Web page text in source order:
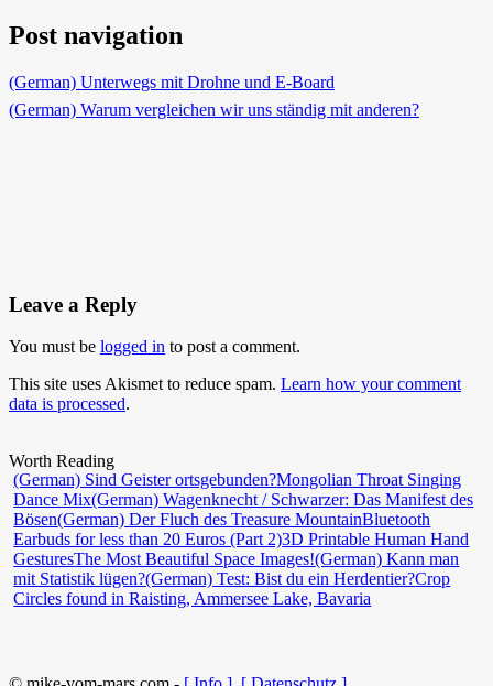
Post navigation
(German) Unterwegs mit Drohne und E-Board
(German) Warum vergleichen wir uns ständig mit anderen?
Leave a Reply
You must be logged in to post a comment.
This site uses Akismet to reduce spam. Learn how your comment
data is processed.
Worth Reading
(German) Sind Geister ortsgebunden?Mongolian Throat Singing
Dance Mix(German) Wagenknecht / Schwarzer: Das Manifest des
Bösen(German) Der Fluch des Treasure MountainBluetooth
Earbuds for less than 20 Euros (Part 2)3D Printable Human Hand
GesturesThe Most Beautiful Space Images!(German) Kann man
mit Statistik lügen?(German) Test: Bist du ein Herdentier?Crop
Circles found in Raisting, Ammersee Lake, Bavaria